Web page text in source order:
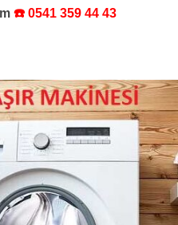
☎️ 0541 359 44 43